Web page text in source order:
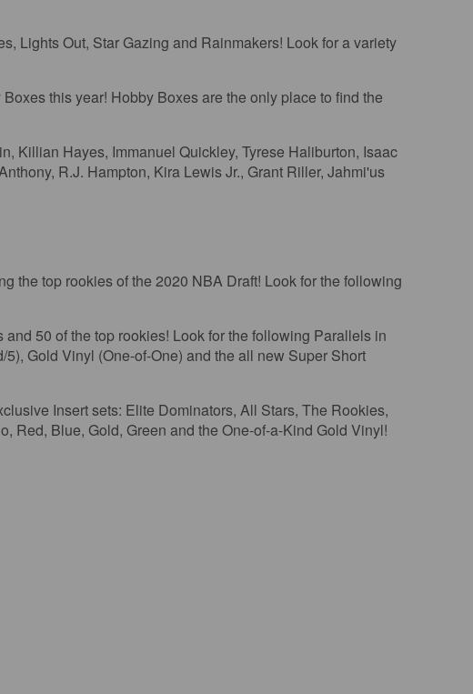
Lights Out, Star Gazing and Rainmakers! Look for a variety
this year! Hobby Boxes are the only place to find the
Killian Hayes, Immanuel Quickley, Tyrese Haliburton, Isaac
R.J. Hampton, Kira Lewis Jr., Grant Riller, Jahmi'us
the top rookies of the 2020 NBA Draft! Look for the following
50 of the top rookies! Look for the following Parallels in
Gold Vinyl (One-of-One) and the all new Super Short
Insert sets: Elite Dominators, All Stars, The Rookies,
Red, Blue, Gold, Green and the One-of-a-Kind Gold Vinyl!